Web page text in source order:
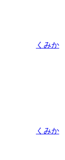
くみか
くみか